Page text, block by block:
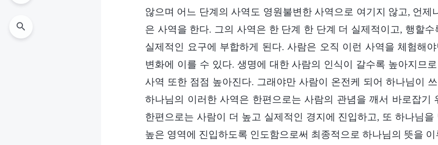
않으며 어느 단계의 사역도 영원불변한 사역으로 여기지 않고, 언제
은 사역을 한다. 그의 사역은 한 단계 한 단계 더 실제적이고, 행할수
실제적인 요구에 부합하게 된다. 사람은 오직 이런 사역을 체험해
변화에 이를 수 있다. 생명에 대한 사람의 인식이 갈수록 높아지므
사역 또한 점점 높아진다. 그래야만 사람이 온전케 되어 하나님이
하나님의 이러한 사역은 한편으로는 사람의 관념을 깨서 바로잡기
한편으로는 사람이 더 높고 실제적인 경지에 진입하고, 또 하나님
높은 영역에 진입하도록 인도함으로써 최종적으로 하나님의 뜻을